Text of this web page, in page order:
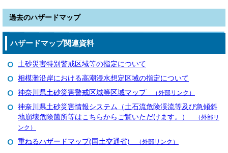
過去のハザードマップ
ハザードマップ関連資料
土砂災害特別警戒区域等の指定について
相模灘沿岸における高潮浸水想定区域の指定について
神奈川県土砂災害警戒区域等区域マップ（外部リンク）
神奈川県土砂災害情報システム（土石流危険渓流等及び急傾斜
地崩壊危険箇所等はこちらからご覧いただけます。）
（外部リ
ンク）
重ねるハザードマップ(国土交通省) （外部リンク）